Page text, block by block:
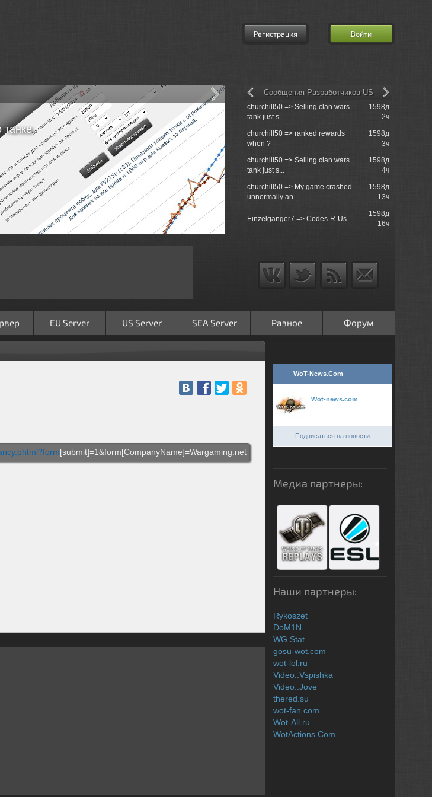
Регистрация Войти
churchill50 => Selling clan wars
tank just s...
1598д
2ч
churchill50 => ranked rewards
when ?
1598д
3ч
churchill50 => Selling clan wars
tank just s...
1598д
4ч
churchill50 => My game crashed
unnormally an...
1598д
13ч
Einzelganger7 => Codes-R-Us
1598д
16ч
Сообщения Разработчиков US
EU Server US Server SEA Server Разное Форум
[submit]=1&form[CompanyName]=Wargaming.net
WoT-News.Com
Wot-news.com
Подписаться на новости
Медиа партнеры:
Наши партнеры:
Rykoszet
DoM1N
WG Stat
gosu-wot.com
wot-lol.ru
Video::Vspishka
Video::Jove
thered.su
wot-fan.com
Wot-All.ru
WotActions.Com